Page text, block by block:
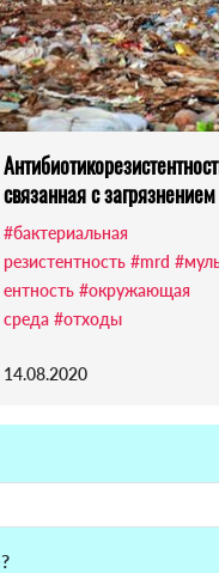
связанная с загрязнением
#бактериальная
резистентность #mrd
ентность #окружающая
среда #отходы
14.08.2020